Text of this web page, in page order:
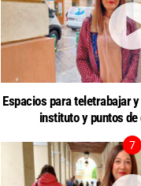
Espacios para teletrabajar
instituto y puntos